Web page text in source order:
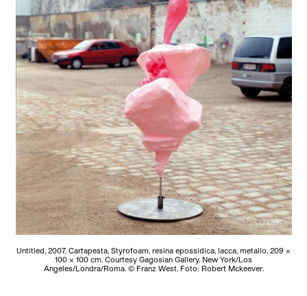
Untitled, 2007. Cartapesta, Styrofoam, resina epossidica, lacca, metallo, 209 x
100 x 100 cm. Courtesy Gagosian Gallery, New York/Los
Angeles/Londra/Roma. © Franz West. Foto: Robert Mckeever.